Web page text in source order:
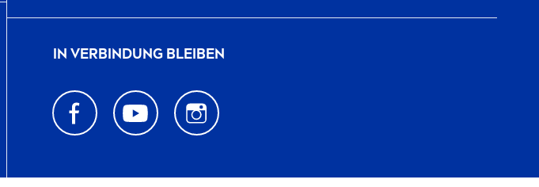
IN VERBINDUNG BLEIBEN